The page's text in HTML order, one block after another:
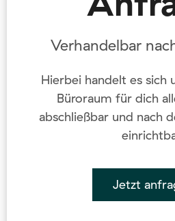
Verhandelbar
Hierbei handelt es sich
Büroraum für dich
abschließbar und nach
Jetzt